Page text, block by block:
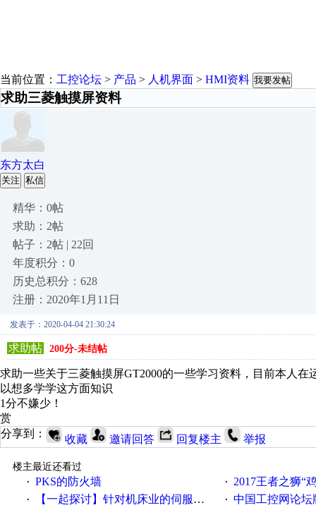
当前位置： 工控论坛 > 产品 > 人机界面 > HMI资料 我要发帖
求助三菱触摸屏资料
东方太白
关注 私信
精华：0帖
求助：2帖
帖子：2帖 | 22回
年度积分：0
历史总积分：628
注册：2020年1月11日
发表于：2020-04-04 21:30:24
求助帖 200分-未结帖
求助一些关于三菱触摸屏GT2000的一些学习资料，目前本人
以想多学学这方面知识
1分不嫌少！
赏
分享到：
收藏 邀请回答 回复楼主 举报
楼主最近还看过
· PKS的防火墙 · 2017王者之狮“鸡”情签到
· 【一起探讨】针对机床业的伺服系统发展，您的期望是什么？ · 中国工控网论坛版